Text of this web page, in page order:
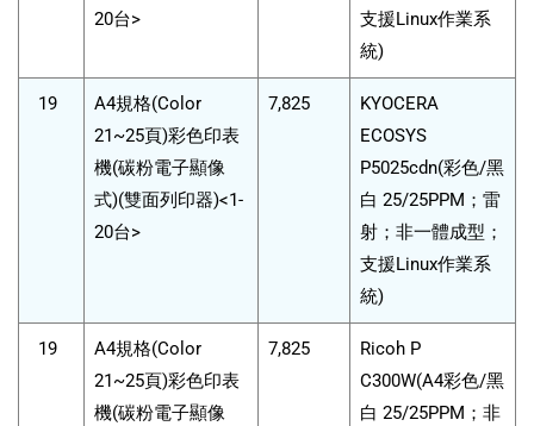
20台>
支援Linux作業系
統)
19
A4規格(Color
21~25頁)彩色印表
機(碳粉電子顯像
式)(雙面列印器)<1-
20台>
7,825
KYOCERA
ECOSYS
P5025cdn(彩色/黑
白 25/25PPM；雷
射；非一體成型；
支援Linux作業系
統)
19
A4規格(Color
21~25頁)彩色印表
機(碳粉電子顯像
7,825
Ricoh P
C300W(A4彩色/黑
白 25/25PPM；非